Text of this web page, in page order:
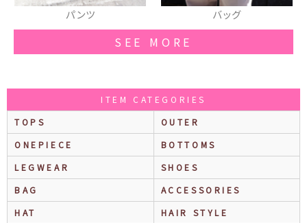
バッグ コート
SEE MORE
ITEM CATEGORIES
TOPS
OUTER
ONEPIECE
BOTTOMS
LEGWEAR
SHOES
BAG
ACCESSORIES
HAT
HAIR STYLE